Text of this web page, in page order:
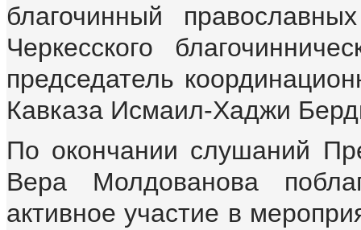
благочинный
Черкесского
председатель
Кавказа Исмаил-Хаджи
По окончании слушаний
Вера Молдованова
активное участие в